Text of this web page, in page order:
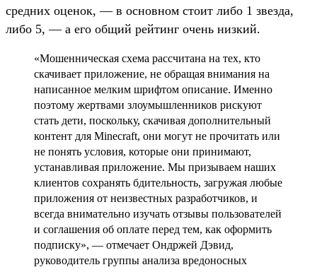
средних оценок, — в основном стоит либо 1 звезда,
либо 5, — а его общий рейтинг очень низкий.
«Мошенническая схема рассчитана на тех, кто
скачивает приложение, не обращая внимания на
написанное мелким шрифтом описание. Именно
поэтому жертвами злоумышленников рискуют
стать дети, поскольку, скачивая дополнительный
контент для Minecraft, они могут не прочитать или
не понять условия, которые они принимают,
устанавливая приложение. Мы призываем наших
клиентов сохранять бдительность, загружая любые
приложения от неизвестных разработчиков, и
всегда внимательно изучать отзывы пользователей
и соглашения об оплате перед тем, как оформить
подписку», — отмечает Ондржей Дэвид,
руководитель группы анализа вредоносных